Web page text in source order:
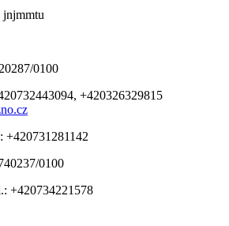
jnjmmtu
0100
+420326329815
+420731281142
0100
+420734221578